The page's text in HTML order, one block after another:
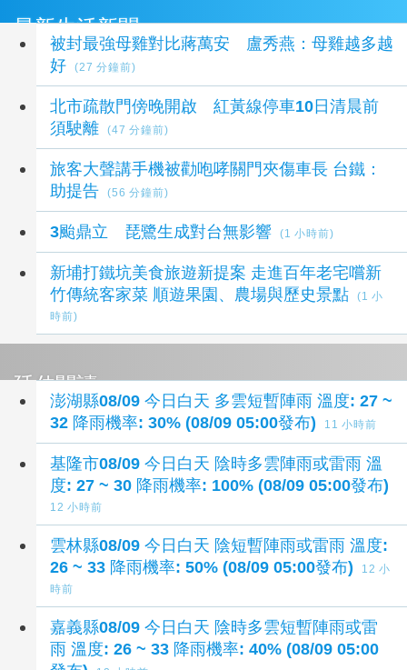
最新生活新聞
被封最強母雞對比蔣萬安 盧秀燕：母雞越多越
好
(27 分鐘前)
北市疏散門傍晚開啟 紅黃線停車10日清晨前
須駛離
(47 分鐘前)
旅客大聲講手機被勸咆哮關門夾傷車長 台鐵：
助提告
(56 分鐘前)
3颱鼎立 琵鷺生成對台無影響 (1 小時前)
新埔打鐵坑美食旅遊新提案 走進百年老宅嚐新
竹傳統客家菜 順遊果園、農場與歷史景點
(1 小
時前)
延伸閱讀
澎湖縣08/09 今日白天 多雲短暫陣雨 溫度: 27 ~
32 降雨機率: 30% (08/09 05:00發布)
11 小時前
基隆市08/09 今日白天 陰時多雲陣雨或雷雨 溫
度: 27 ~ 30 降雨機率: 100% (08/09 05:00發布)
12 小時前
雲林縣08/09 今日白天 陰短暫陣雨或雷雨 溫度:
26 ~ 33 降雨機率: 50% (08/09 05:00發布)
12 小
時前
嘉義縣08/09 今日白天 陰時多雲短暫陣雨或雷
雨 溫度: 26 ~ 33 降雨機率: 40% (08/09 05:00